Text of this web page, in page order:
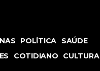
POLÍTICA
SAÚDE
COTIDIANO
CULTURA